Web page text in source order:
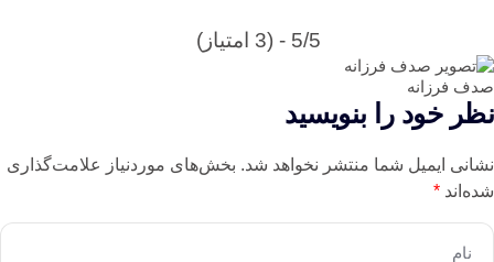
5/5 - (3 امتیاز)
صدف فرزانه
نظر خود را بنویسید
نشانی ایمیل شما منتشر نخواهد شد. بخش‌های موردنیاز علامت‌گذاری
شده‌اند *